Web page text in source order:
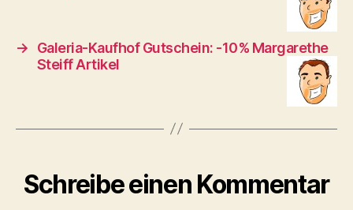
→
Galeria-Kaufhof Gutschein: -10% Margarethe
Steiff Artikel
Schreibe einen Kommentar